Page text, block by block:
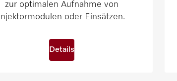
zur optimalen Aufnahme von
Injektormodulen oder Einsätzen.
Details